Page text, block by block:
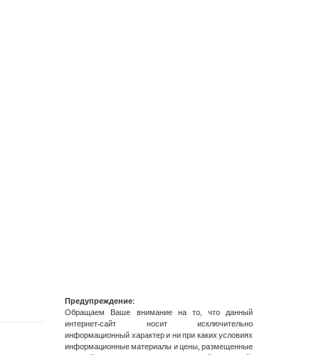
Предупреждение:
Обращаем Ваше внимание на то, что данный
интернет-сайт носит исключительно
информационный характер и ни при каких условиях
информационные материалы и цены, размещенные